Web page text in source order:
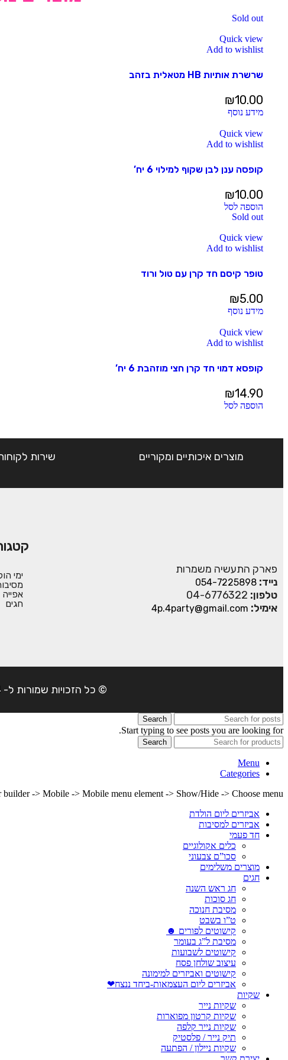
Sold out
Quick view
Add to wishlist
שרשרת אותיות HB מטאלית בזהב
₪10.00
מידע נוסף
Quick view
Add to wishlist
קופסה ענן לבן שקוף למילוי 6 יח’
₪10.00
הוספה לסל
Sold out
Quick view
Add to wishlist
טופר קיסם חד קרן עם טול ורוד
₪5.00
מידע נוסף
Quick view
Add to wishlist
קופסא דמוי חד קרן חצי מוזהבת 6 יח’
₪14.90
הוספה לסל
מוצרים איכותיים ומקוריים שירות
פארק התעשיה משמרות
נייד: 054-7225898
טלפון: 04-6776322
אימיל: 4p.4party@gmail.com
ימי
אפייה
חגים
© כל הזכויות שמורות ל- 4Party 2024 | כתובת: פארק התעשיה משמרות| טלפון: 054-7225898
Search
Start typing to see posts you are looking for.
Search
Menu
Categories
builder -> Mobile -> Mobile menu element -> Show/Hide -> Choose menu
אביזרים ליום הולדת
אביזרים למסיבות
חד פעמי
כלים אקולוגיים
סכו”ם צבעוני
מוצרים משלימים
חגים
חג ראש השנה
חג סוכות
מסיבת חנוכה
ט”ו בשבט
קישוטים לפורים ☻
מסיבת ל”ג בעומר
קישוטים לשבועות
עיצוב שולחן פסח
קישוטים ואביזרים למימונה
אביזרים ליום העצמאות-ביחד ננצח❤
שקיות
שקיות נייר
שקיות קרטון מפוארות
שקיות נייר קלפה
תיק נייר / פלסטיק
שקיות ניילון / הפתעה